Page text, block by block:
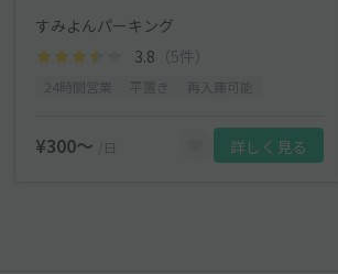
すみよんパーキング
3.8 （5件）
¥300〜 /日 詳しく見る